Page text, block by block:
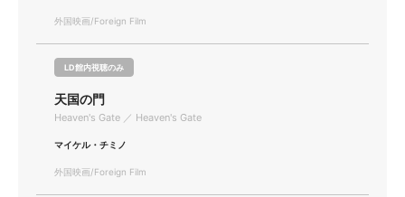
外国映画/Foreign Film
LD館内視聴のみ
天国の門
Heaven's Gate ／ Heaven's Gate
マイケル・チミノ
外国映画/Foreign Film